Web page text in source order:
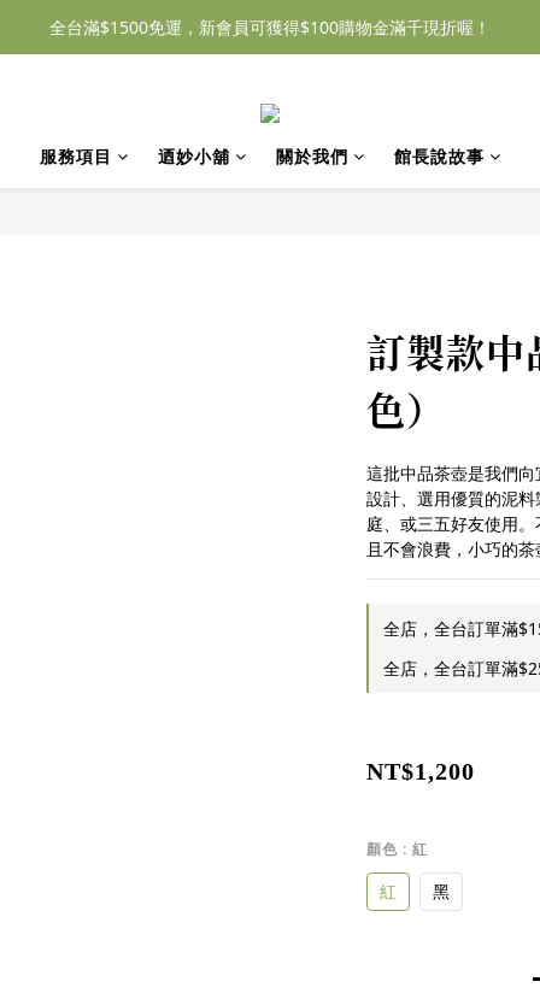
全台滿$1500免運，新會員可獲得$100購物金滿千現折喔！
服務項目 迺妙小舖 關於我們 館長說故事
訂製款中
色）
這批中品茶壺是我們
設計、選用優質的泥
庭、或三五好友使用
且不會浪費，小巧的茶
全店，全台訂單滿
全店，全台訂單滿
NT$1,200
顏色 : 紅
紅 黑